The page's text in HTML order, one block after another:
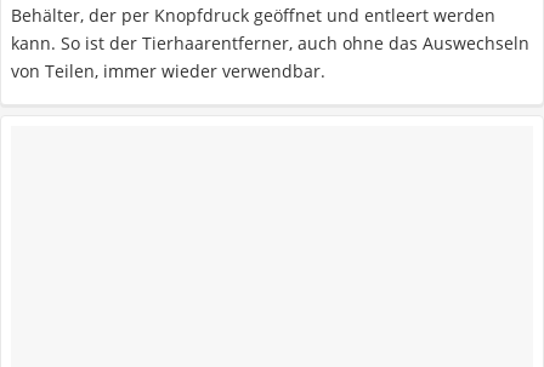
Behälter, der per Knopfdruck geöffnet und entleert werden
kann. So ist der Tierhaarentferner, auch ohne das Auswechseln
von Teilen, immer wieder verwendbar.